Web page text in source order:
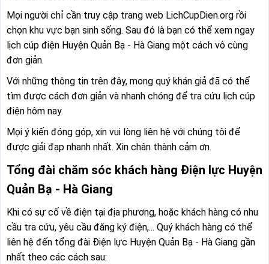
Mọi người chỉ cần truy cập trang web LichCupDien.org rồi
chọn khu vực bạn sinh sống. Sau đó là bạn có thể xem ngay
lịch cúp điện Huyện Quản Bạ - Hà Giang một cách vô cùng
đơn giản.
Với những thông tin trên đây, mong quý khán giả đã có thể
tìm được cách đơn giản và nhanh chóng để tra cứu lịch cúp
điện hôm nay.
Mọi ý kiến đóng góp, xin vui lòng liên hệ với chúng tôi để
được giải đạp nhanh nhất. Xin chân thành cảm ơn.
Tổng đài chăm sóc khách hàng Điện lực Huyện
Quản Bạ - Hà Giang
Khi có sự cố về điện tại địa phương, hoặc khách hàng có nhu
cầu tra cứu, yêu cầu đăng ký điện,... Quý khách hàng có thể
liên hệ đến tổng đài Điện lực Huyện Quản Bạ - Hà Giang gần
nhất theo các cách sau: